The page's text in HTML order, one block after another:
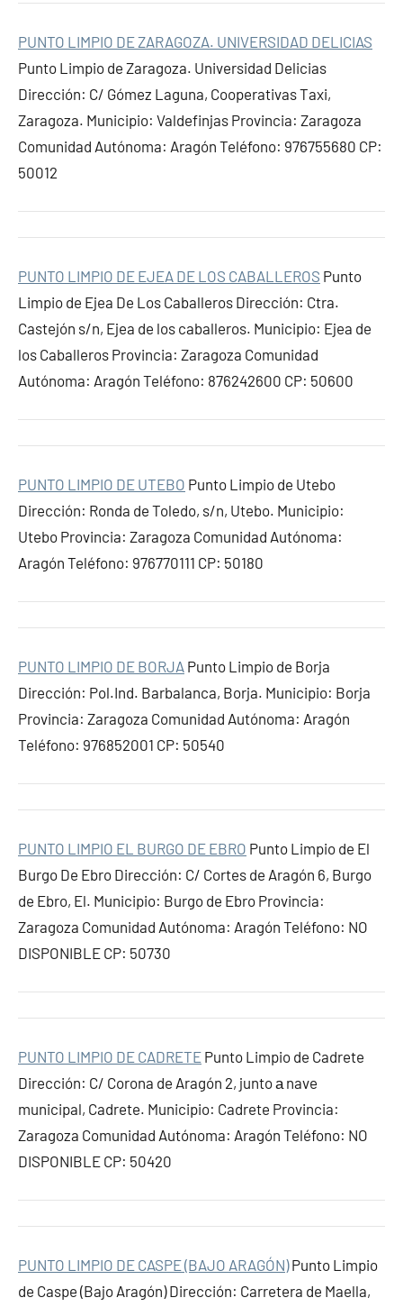
PUNTO LIMPIO DE ZARAGOZA. UNIVERSIDAD DELICIAS
Punto Limpio de Zaragoza. Universidad Delicias
Dirección: C/ Gómez Laguna, Cooperativas Taxi,
Zaragoza. Municipio: Valdefinjas Provincia: Zaragoza
Comunidad Autónoma: Aragón Teléfono: 976755680 CP:
50012
PUNTO LIMPIO DE EJEA DE LOS CABALLEROS Punto
Limpio de Ejea De Los Caballeros Dirección: Ctra.
Castejón s/n, Ejea de los caballeros. Municipio: Ejea de
los Caballeros Provincia: Zaragoza Comunidad
Autónoma: Aragón Teléfono: 876242600 CP: 50600
PUNTO LIMPIO DE UTEBO Punto Limpio de Utebo
Dirección: Ronda de Toledo, s/n, Utebo. Municipio:
Utebo Provincia: Zaragoza Comunidad Autónoma:
Aragón Teléfono: 976770111 CP: 50180
PUNTO LIMPIO DE BORJA Punto Limpio de Borja
Dirección: Pol.Ind. Barbalanca, Borja. Municipio: Borja
Provincia: Zaragoza Comunidad Autónoma: Aragón
Teléfono: 976852001 CP: 50540
PUNTO LIMPIO EL BURGO DE EBRO Punto Limpio de El
Burgo De Ebro Dirección: C/ Cortes de Aragón 6, Burgo
de Ebro, El. Municipio: Burgo de Ebro Provincia:
Zaragoza Comunidad Autónoma: Aragón Teléfono: NO
DISPONIBLE CP: 50730
PUNTO LIMPIO DE CADRETE Punto Limpio de Cadrete
Dirección: C/ Corona de Aragón 2, junto а nave
municipal, Cadrete. Municipio: Cadrete Provincia:
Zaragoza Comunidad Autónoma: Aragón Teléfono: NO
DISPONIBLE CP: 50420
PUNTO LIMPIO DE CASPE (BAJO ARAGÓN)Punto Limpio
de Caspe (Bajo Aragón) Dirección: Carretera de Maella,